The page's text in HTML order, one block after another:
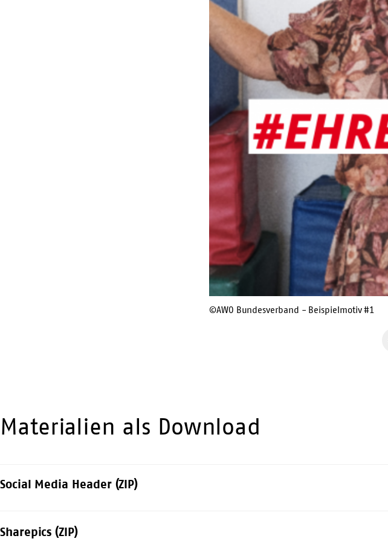
©AWO Bundesverband - Beispielmotiv #1
Materialien als Download
Social Media Header (ZIP)
Sharepics (ZIP)